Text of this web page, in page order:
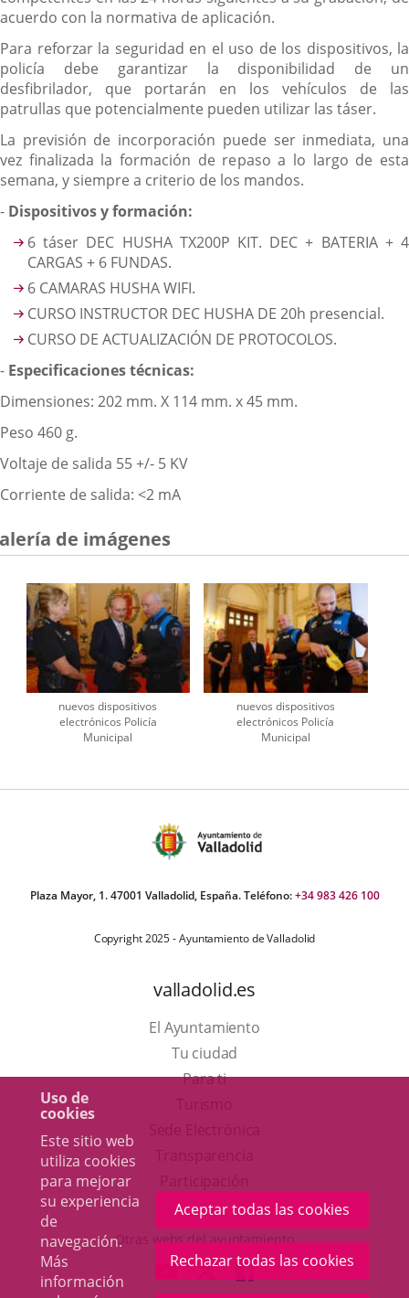
Uso de
cookies
Este sitio web
utiliza cookies
para mejorar
su experiencia
de
navegación.
Más
información
Aceptar todas las cookies
Rechazar todas las cookies
acuerdo con la normativa de aplicación.
Para reforzar la seguridad en el uso de los dispositivos, la
policía debe garantizar la disponibilidad de un
desfibrilador, que portarán en los vehículos de las
patrullas que potencialmente pueden utilizar las táser.
La previsión de incorporación puede ser inmediata, una
vez finalizada la formación de repaso a lo largo de esta
semana, y siempre a criterio de los mandos.
- Dispositivos y formación:
6 táser DEC HUSHA TX200P KIT. DEC + BATERIA + 4
CARGAS + 6 FUNDAS.
6 CAMARAS HUSHA WIFI.
CURSO INSTRUCTOR DEC HUSHA DE 20h presencial.
CURSO DE ACTUALIZACIÓN DE PROTOCOLOS.
- Especificaciones técnicas:
Dimensiones: 202 mm. X 114 mm. x 45 mm.
Peso 460 g.
Voltaje de salida 55 +/- 5 KV
Corriente de salida: <2 mA
de imágenes
nuevos dispositivos
electrónicos Policía
Municipal
nuevos dispositivos
electrónicos Policía
Municipal
Plaza Mayor, 1. 47001 Valladolid, España. Teléfono:+34 983 426 100
Copyright 2025 - Ayuntamiento de Valladolid
valladolid.es
El Ayuntamiento
Tu ciudad
Para ti
en
una
ventana
nueva.
aplicación
externa.
Otras webs del ayuntamiento
ENLACE
A
ENLACE
A
ENLACE
A